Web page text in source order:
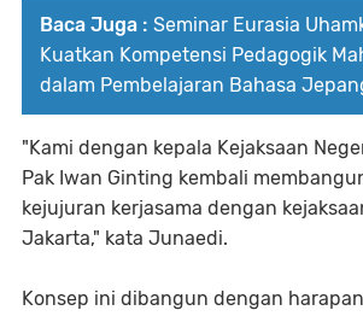
Baca Juga : Seminar Eurasia
Kuatkan Kompetensi Pedagogik
dalam Pembelajaran Bahasa
"Kami dengan kepala Kejaksaan
Pak Iwan Ginting kembali
kejujuran kerjasama dengan
Jakarta," kata Junaedi.
Konsep ini dibangun dengan